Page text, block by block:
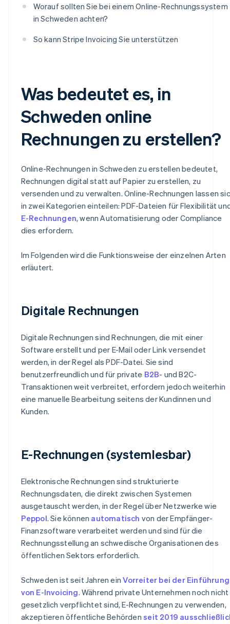
Worauf sollten Sie bei einem Online-Rechnungssystem
in Schweden achten?
So kann Stripe Invoicing Sie unterstützen
Was bedeutet es, in
Schweden online
Rechnungen zu erstellen?
Online-Rechnungen in Schweden zu erstellen bedeutet,
Rechnungen digital statt auf Papier zu erstellen, zu
versenden und zu verwalten. Online-Rechnungen lassen
in zwei Kategorien einteilen: PDF-Dateien für Flexibilität
E-Rechnungen, wenn Automatisierung oder Compliance
dies erfordern.
Im Folgenden wird die Funktionsweise der einzelnen Arten
erläutert.
Digitale Rechnungen
Digitale Rechnungen sind Rechnungen, die mit einer
Software erstellt und per E-Mail oder Link versendet
werden, in der Regel als PDF-Datei. Sie sind
benutzerfreundlich und für private B2B- und B2C-
Transaktionen weit verbreitet, erfordern jedoch weiterhin
eine manuelle Bearbeitung seitens der Kundinnen und
Kunden.
E-Rechnungen (systemlesbar)
Elektronische Rechnungen sind strukturierte
Rechnungsdaten, die direkt zwischen Systemen
ausgetauscht werden, in der Regel über Netzwerke wie
Peppol. Sie können automatisch von der Empfänger-
Finanzsoftware verarbeitet werden und sind für die
Rechnungsstellung an schwedische Organisationen des
öffentlichen Sektors erforderlich.
Schweden ist seit Jahren einVorreiter bei der Einführung
von E-Invoicing. Während private Unternehmen noch nicht
gesetzlich verpflichtet sind, E-Rechnungen zu verwenden,
akzeptieren öffentliche Behördenseit 2019